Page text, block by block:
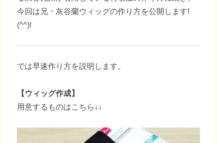
今回は兄・灰谷蘭ウィッグの作り方を公開します!
(^^)!
では早速作り方を説明します。
【ウィッグ作成】
用意するものはこちら↓↓